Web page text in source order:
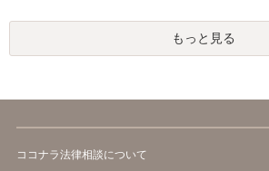
もっと見る
ココナラ法律相談について